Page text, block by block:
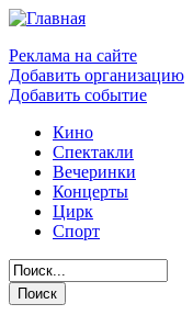
Реклама на сайте
Добавить организацию
Добавить событие
Кино
Спектакли
Вечеринки
Концерты
Цирк
Спорт